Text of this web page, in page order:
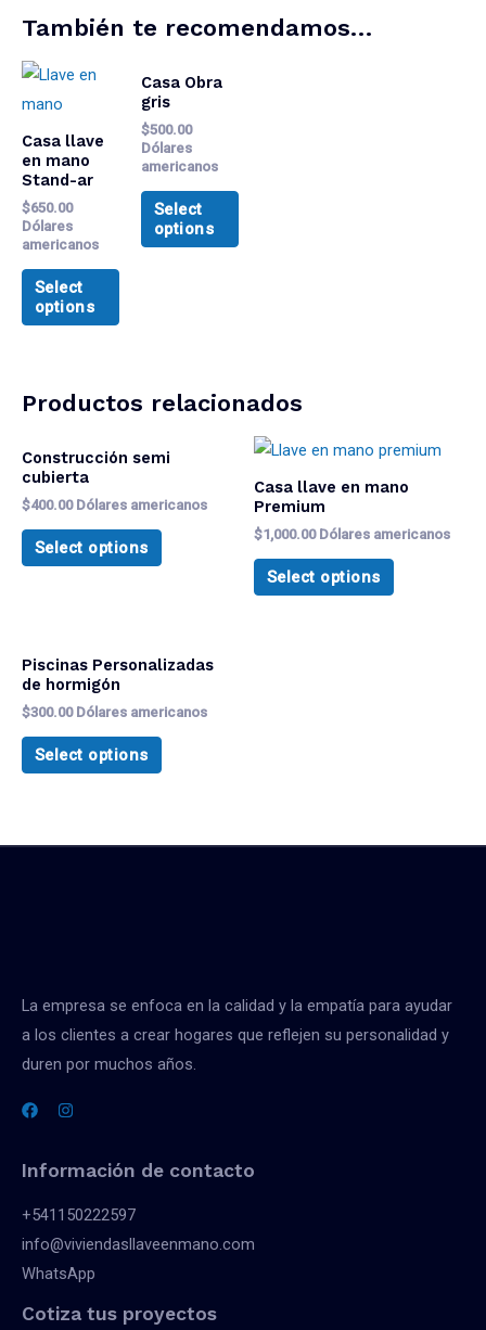
También te recomendamos…
Casa llave
en mano
Stand-ar
$650.00
Dólares
americanos
Select
options
Casa Obra
gris
$500.00
Dólares
americanos
Select
options
Productos relacionados
Construcción semi
cubierta
$400.00Dólares americanos
Select options
Casa llave en mano
Premium
$1,000.00Dólares americanos
Select options
Piscinas Personalizadas
de hormigón
$300.00Dólares americanos
Select options
La empresa se enfoca en la calidad y la empatía para ayudar
a los clientes a crear hogares que reflejen su personalidad y
duren por muchos años.
Información de contacto
+541150222597
info@viviendasllaveenmano.com
WhatsApp
Cotiza tus proyectos